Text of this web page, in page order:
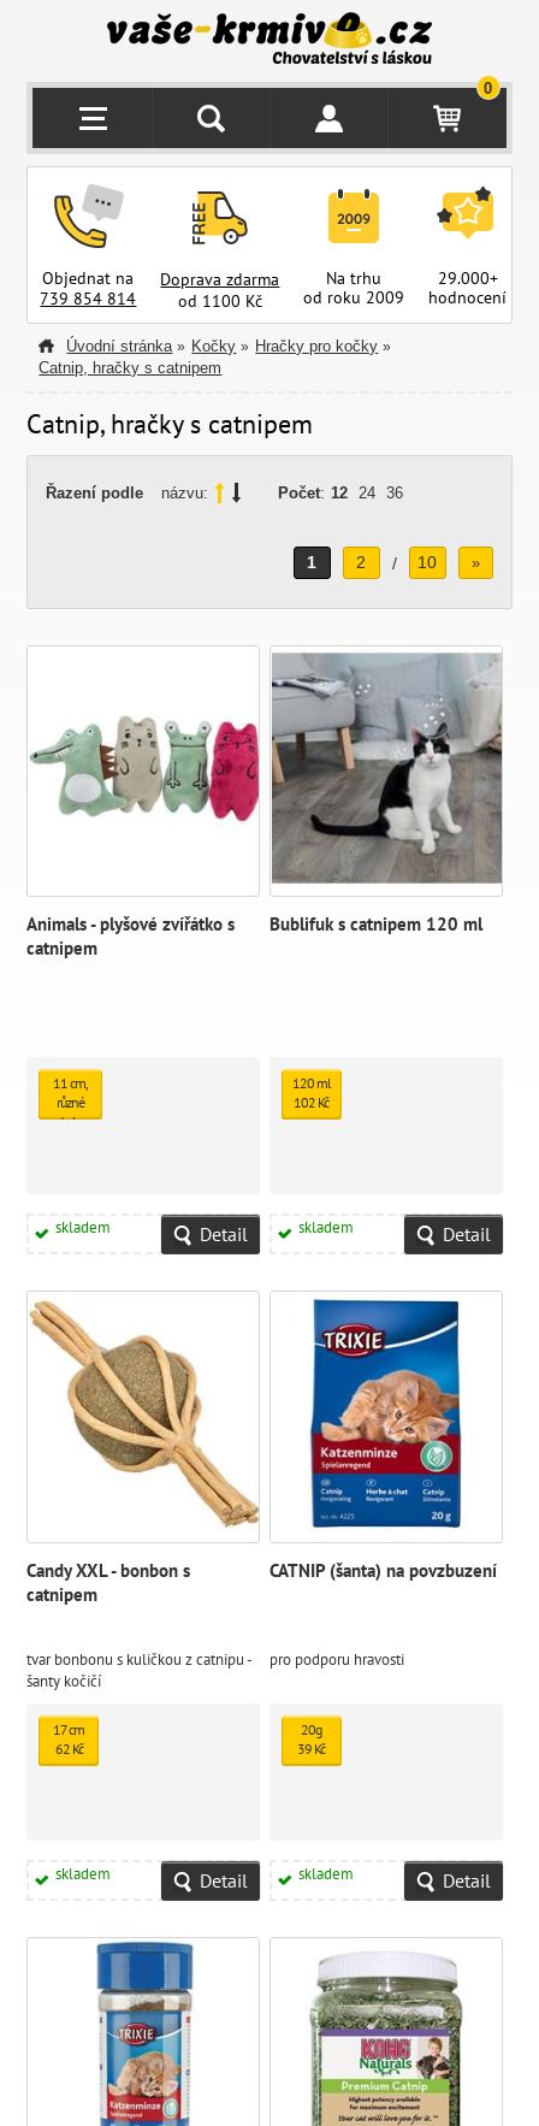
0
Objednat na
739 854 814
Doprava zdarma
od 1100 Kč
Na trhu
od roku 2009
29.000+
hodnocení
Úvodní stránka » Kočky » Hračky pro kočky »
Catnip, hračky s catnipem
Catnip, hračky s catnipem
Řazení podle názvu: Počet: 12 24 36
1 2 / 10 »
Animals - plyšové zvířátko s
catnipem
11 cm,
různé
druhy
skladem Detail
Bublifuk s catnipem 120 ml
120 ml
102 Kč
skladem Detail
Candy XXL - bonbon s
catnipem
tvar bonbonu s kuličkou z catnipu -
šanty kočičí
17 cm
62 Kč
skladem Detail
CATNIP (šanta) na povzbuzení
pro podporu hravosti
20g
39 Kč
skladem Detail